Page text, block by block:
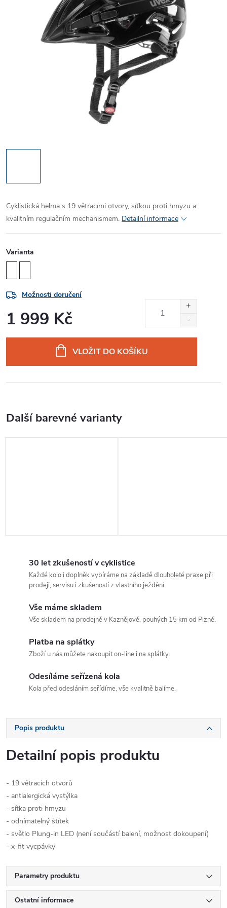
Cyklistická helma s 19 větracími otvory, síťkou proti hmyzu a
kvalitním regulačním mechanismem. Detailní informace
Varianta
Možnosti doručení
1 999 Kč
VLOŽIT DO KOŠÍKU
30 let zkušeností v cyklistice
Každé kolo i doplněk vybíráme na základě dlouholeté praxe při
prodeji, servisu i zkušeností z vlastního ježdění.
Vše máme skladem
Vše skladem na prodejně v Kaznějově, pouhých 15 km od Plzně.
Platba na splátky
Zboží u nás můžete nakoupit on-line i na splátky.
Odesíláme seřízená kola
Kola před odesláním seřídíme, vše kvalitně balíme.
Popis produktu
Detailní popis produktu
- 19 větracích otvorů
- antialergická vystýlka
- síťka proti hmyzu
- odnímatelný štítek
- světlo Plung-in LED (není součástí balení, možnost dokoupení)
- x-fit vycpávky
Parametry produktu
Ostatní informace